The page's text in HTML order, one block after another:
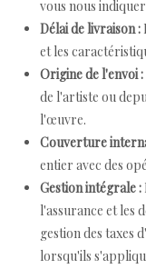
vous nous
Délai de livraison :
et les
Origine de l'envoi :
de l'artiste ou
l'œuvre.
Couverture
entier avec des
Gestion intégrale :
l'assurance et les
gestion des taxes
lorsqu'ils